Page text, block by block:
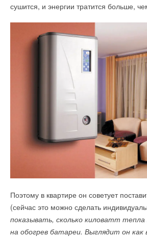
сушится, и энергии тратится больше,
Поэтому в квартире он советует
(сейчас это можно сделать
показывать, сколько киловатт
на обогрев батареи. Выглядит он как